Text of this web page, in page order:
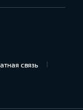
связь